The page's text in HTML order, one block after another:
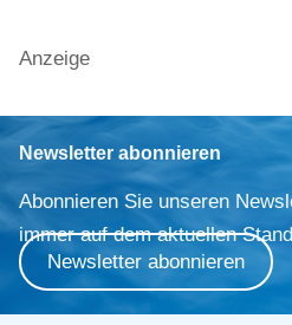
Anzeige
Newsletter abonnieren
Abonnieren Sie unseren
immer auf dem aktuellen
Newsletter abonnieren